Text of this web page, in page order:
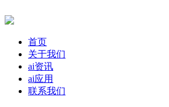
首页
关于我们
ai资讯
ai应用
联系我们